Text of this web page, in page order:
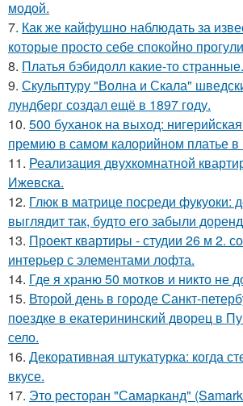
модой.
7. Как же кайфушно наблюдать за
которые просто себе спокойно
8. Платья бэбидолл какие-то странные.
9. Скульптуру "Волна и Скала"
лундберг создал ещё в 1897 году.
10. 500 буханок на выход:
премию в самом калорийном платье в
11. Реализация двухкомнатной
Ижевска.
12. Глюк в матрице посреди фукуоки:
выглядит так, будто его забыли
13. Проект квартиры - студии 26 м 2.
интерьер с элементами лофта.
14. Где я храню 50 мотков и никто не
15. Второй день в городе Санкт-
поездке в екатерининский дворец в
село.
16. Декоративная штукатурка: когда
вкусе.
17. Это ресторан "Самарканд"